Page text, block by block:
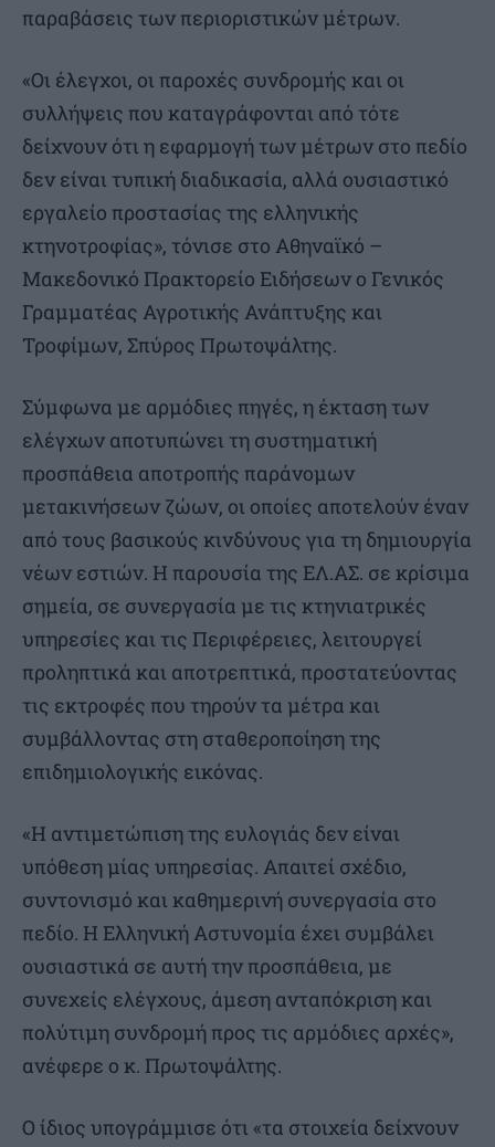
παραβάσεις των περιοριστικών μέτρων.
«Οι έλεγχοι, οι παροχές συνδρομής και οι
συλλήψεις που καταγράφονται από τότε
δείχνουν ότι η εφαρμογή των μέτρων στο πεδίο
δεν είναι τυπική διαδικασία, αλλά ουσιαστικό
εργαλείο προστασίας της ελληνικής
κτηνοτροφίας», τόνισε στο Αθηναϊκό –
Μακεδονικό Πρακτορείο Ειδήσεων ο Γενικός
Γραμματέας Αγροτικής Ανάπτυξης και
Τροφίμων, Σπύρος Πρωτοψάλτης.
Σύμφωνα με αρμόδιες πηγές, η έκταση των
ελέγχων αποτυπώνει τη συστηματική
προσπάθεια αποτροπής παράνομων
μετακινήσεων ζώων, οι οποίες αποτελούν έναν
από τους βασικούς κινδύνους για τη δημιουργία
νέων εστιών. Η παρουσία της ΕΛ.ΑΣ. σε κρίσιμα
σημεία, σε συνεργασία με τις κτηνιατρικές
υπηρεσίες και τις Περιφέρειες, λειτουργεί
προληπτικά και αποτρεπτικά, προστατεύοντας
τις εκτροφές που τηρούν τα μέτρα και
συμβάλλοντας στη σταθεροποίηση της
επιδημιολογικής εικόνας.
«Η αντιμετώπιση της ευλογιάς δεν είναι
υπόθεση μίας υπηρεσίας. Απαιτεί σχέδιο,
συντονισμό και καθημερινή συνεργασία στο
πεδίο. Η Ελληνική Αστυνομία έχει συμβάλει
ουσιαστικά σε αυτή την προσπάθεια, με
συνεχείς ελέγχους, άμεση ανταπόκριση και
πολύτιμη συνδρομή προς τις αρμόδιες αρχές»,
ανέφερε ο κ. Πρωτοψάλτης.
Ο ίδιος υπογράμμισε ότι «τα στοιχεία δείχνουν